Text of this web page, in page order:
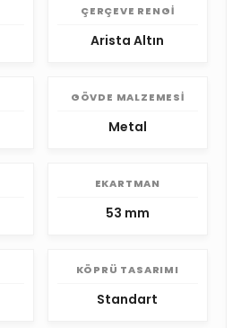
ÇERÇEVE RENGI
Arista Altın
GÖVDE MALZEMESI
Metal
EKARTMAN
53 mm
KÖPRÜ TASARIMI
Standart